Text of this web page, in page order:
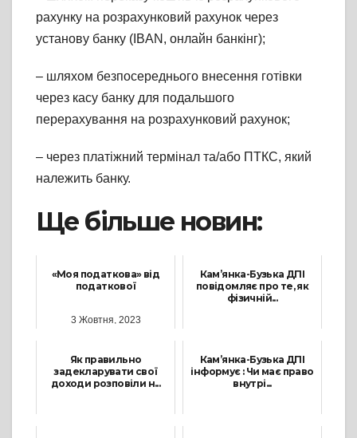
рахунку на розрахунковий рахунок через
установу банку (IBAN, онлайн банкінг);
– шляхом безпосереднього внесення готівки
через касу банку для подальшого
перерахування на розрахунковий рахунок;
– через платіжний термінал та/або ПТКС, який
належить банку.
Ще більше новин:
«Моя податкова» від
податкової
3 Жовтня, 2023
Кам’янка-Бузька ДПІ
повідомляє про те, як
фізичній...
Як правильно
задекларувати свої
доходи розповіли н...
Кам’янка-Бузька ДПІ
інформує : Чи має право
внутрі...